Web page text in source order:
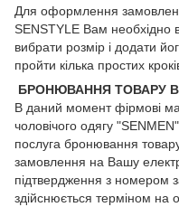
Для оформлення
SENSTYLE Вам необхідно
вибрати розмір і додати
пройти кілька простих
БРОНЮВАННЯ ТОВАРУ В
В даний момент фірмові
чоловічого одягу
послуга бронювання
замовлення на Вашу
підтвердження з номером
здійснюється терміном на